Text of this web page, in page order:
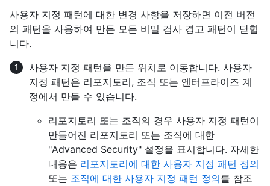
사용자 지정 패턴에 대한 변경 사항을 저장하면 이전 버전
의 패턴을 사용하여 만든 모든 비밀 검사 경고 패턴이 닫힙
니다.
사용자 지정 패턴을 만든 위치로 이동합니다. 사용자
지정 패턴은 리포지토리, 조직 또는 엔터프라이즈 계
정에서 만들 수 있습니다.
리포지토리 또는 조직의 경우 사용자 지정 패턴이
만들어진 리포지토리 또는 조직에 대한
"Advanced Security" 설정을 표시합니다. 자세한
내용은 리포지토리에 대한 사용자 지정 패턴 정의
또는 조직에 대한 사용자 지정 패턴 정의를 참조